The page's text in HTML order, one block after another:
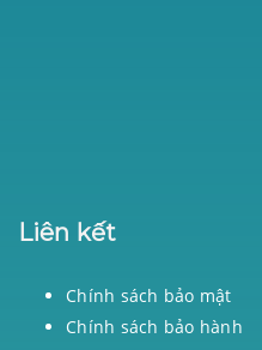
Liên kết
Chính sách bảo mật
Chính sách bảo hành